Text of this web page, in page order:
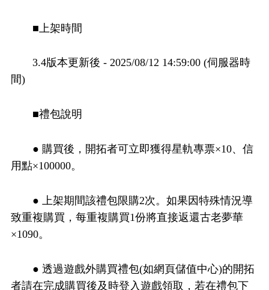
■上架時間
3.4版本更新後 - 2025/08/12 14:59:00 (伺服器時
間)
■禮包說明
● 購買後，開拓者可立即獲得星軌專票×10、信
用點×100000。
● 上架期間該禮包限購2次。如果因特殊情況導
致重複購買，每重複購買1份將直接返還古老夢華
×1090。
● 透過遊戲外購買禮包(如網頁儲值中心)的開拓
者請在完成購買後及時登入遊戲領取，若在禮包下